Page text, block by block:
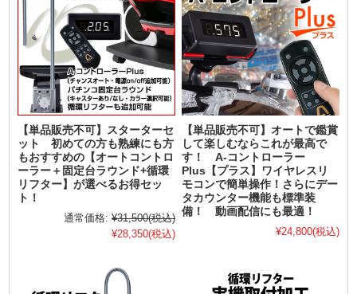
【単品販売不可】スターターセ
ット 初めての方も熟練にも方
もおすすめの【オートコントロ
ーラー＋固定台ラウンド+循環
リフター】が選べるお得セッ
ト！
通常価格: ¥31,500(税込)
¥28,350(税込)
【単品販売不可】オートで鑑賞
して楽しむならこれが最高で
す！ A-コントローラー
Plus【プラス】ワイヤレスリ
モコンで簡単操作！さらにデー
タカウンター機能も標準装
備！ 動画配信にも最適！
¥24,800(税込)